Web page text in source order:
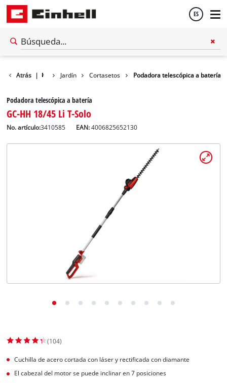
ES
Atrás | Jardín Cortasetos Podadora telescópica a batería
Podadora telescópica a batería
GC-HH 18/45 Li T-Solo
No. artículo:3410585 EAN:4006825652130
(104)
Cuchilla de acero cortada con láser y rectificada con diamante
El cabezal del motor se puede inclinar en 7 posiciones